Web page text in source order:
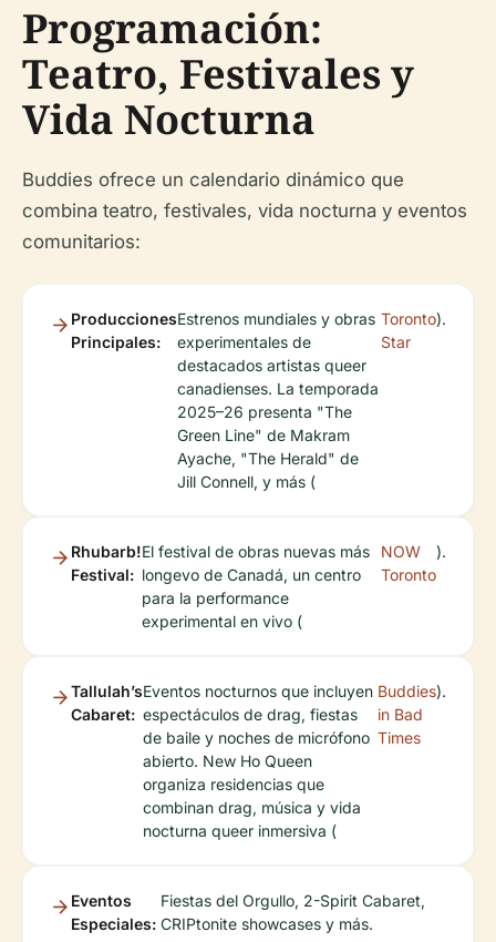
Programación:
Teatro, Festivales y
Vida Nocturna
Buddies ofrece un calendario dinámico que
combina teatro, festivales, vida nocturna y eventos
comunitarios:
Producciones
Principales:
Estrenos mundiales y obras
experimentales de
destacados artistas queer
canadienses. La temporada
2025–26 presenta "The
Green Line" de Makram
Ayache, "The Herald" de
Jill Connell, y más (
Toronto
Star
).
Rhubarb!
Festival:
El festival de obras nuevas más
longevo de Canadá, un centro
para la performance
experimental en vivo (
NOW
Toronto
).
Tallulah’s
Cabaret:
Eventos nocturnos que incluyen
espectáculos de drag, fiestas
de baile y noches de micrófono
abierto. New Ho Queen
organiza residencias que
combinan drag, música y vida
nocturna queer inmersiva (
Buddies
in Bad
Times
).
Eventos
Especiales:
Fiestas del Orgullo, 2-Spirit Cabaret,
CRIPtonite showcases y más.